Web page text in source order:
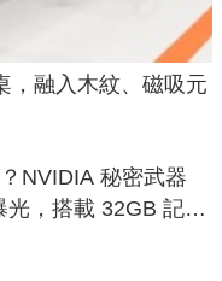
，融入木紋、磁吸元
NVIDIA 秘密武器
光，搭載 32GB 記憶